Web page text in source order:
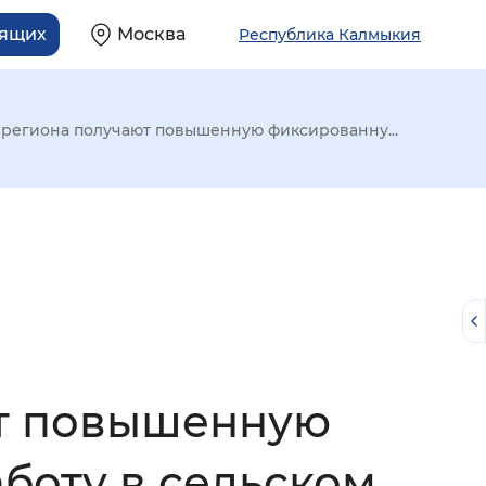
Москва Республика Калмыкия
получают повышенную фиксированну...
повышенную